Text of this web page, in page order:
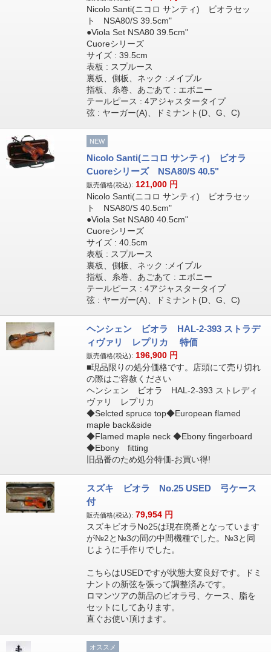
Nicolo Santi(ニコロ サンティ) ビオラセッ
ト NSA80/S 39.5cm"
●Viola Set NSA80 39.5cm"
Cuoreシリーズ
サイズ : 39.5cm
表板 : スプルース
裏板、側板、ネック :メイプル
指板、糸巻、あごあて : エボニー
テールピース : 4アジャスタータイプ
弦 : ヤーガー(A)、ドミナント(D、G、C)
NEW
Nicolo Santi(ニコロ サンティ) ビオラ
Cuoreシリーズ NSA80/S 40.5"
販売価格(税込): 121,000 円
Nicolo Santi(ニコロ サンティ) ビオラセッ
ト NSA80/S 40.5cm"
●Viola Set NSA80 40.5cm"
Cuoreシリーズ
サイズ : 40.5cm
表板 : スプルース
裏板、側板、ネック :メイプル
指板、糸巻、あごあて : エボニー
テールピース : 4アジャスタータイプ
弦 : ヤーガー(A)、ドミナント(D、G、C)
ヘンシェン ビオラ HAL-2-393 ストラデ
ィヴァリ レプリカ 特価
販売価格(税込): 196,900 円
■現品限りの処分価格です。店頭にて売り切れ
の際はご容赦ください
ヘンシェン ビオラ HAL-2-393 ストレディ
ヴァリ レプリカ
◆Selcted spruce top◆European flamed
maple back&side
◆Flamed maple neck ◆Ebony fingerboard
◆Ebony fitting
旧品番のため処分特価-お買い得!
スズキ ビオラ No.25 USED 弓ケース
付
販売価格(税込): 79,954 円
スズキビオラNo25は現在廃番となっています
が№2と№3の間の中間機種でした。№3と同
じように手作りでした。
こちらはUSEDですが状態大変良好です。ドミ
ナントの新弦を張って調整済みです。
ロマンツアの新品のビオラ弓、ケース、脂を
セットにしてあります。
直ぐお使い頂けます。
オススメ